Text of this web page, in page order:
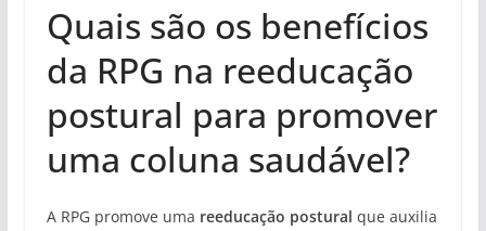
Quais são os benefícios
da RPG na reeducação
postural para promover
uma coluna saudável?
A RPG promove uma reeducação postural que auxilia